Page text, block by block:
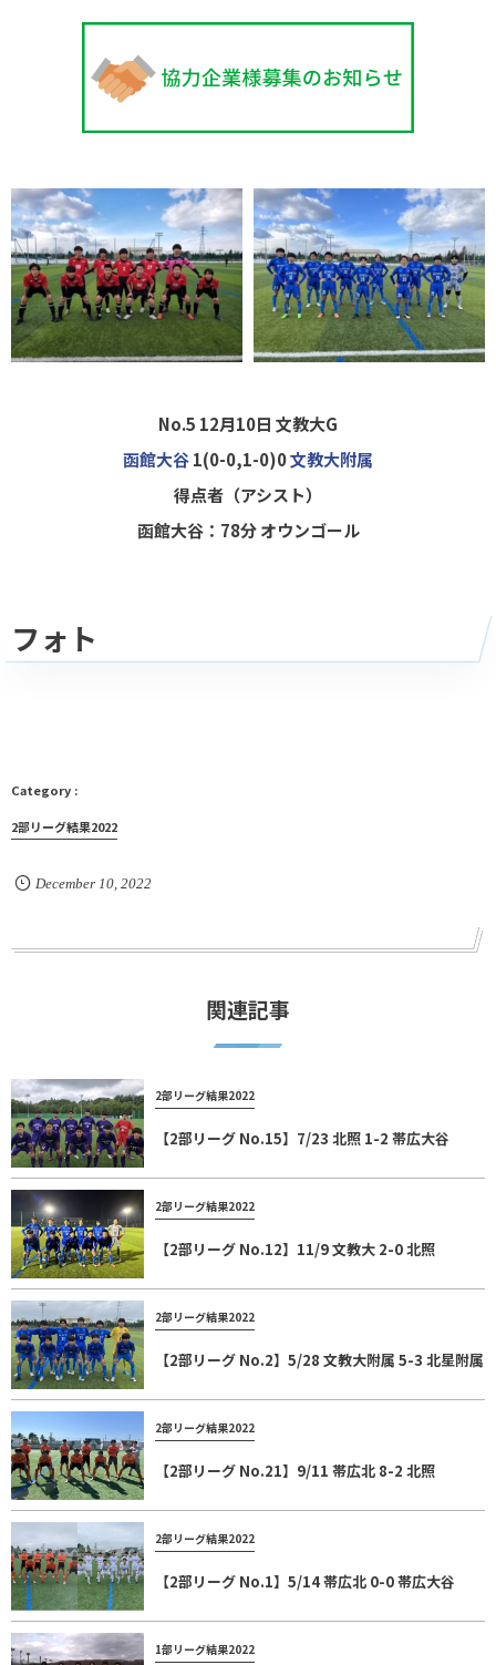
No.5 12月10日 文教大G
函館大谷1(0-0,1-0)0文教大附属
得点者（アシスト）
函館大谷：78分 オウンゴール
フォト
2部リーグ結果2022
December 10, 2022
関連記事
2部リーグ結果2022
【2部リーグ No.15】7/23 北照 1-2 帯広大谷
2部リーグ結果2022
【2部リーグ No.12】11/9 文教大 2-0 北照
2部リーグ結果2022
【2部リーグ No.2】5/28 文教大附属 5-3 北星附属
2部リーグ結果2022
【2部リーグ No.21】9/11 帯広北 8-2 北照
2部リーグ結果2022
【2部リーグ No.1】5/14 帯広北 0-0 帯広大谷
1部リーグ結果2022